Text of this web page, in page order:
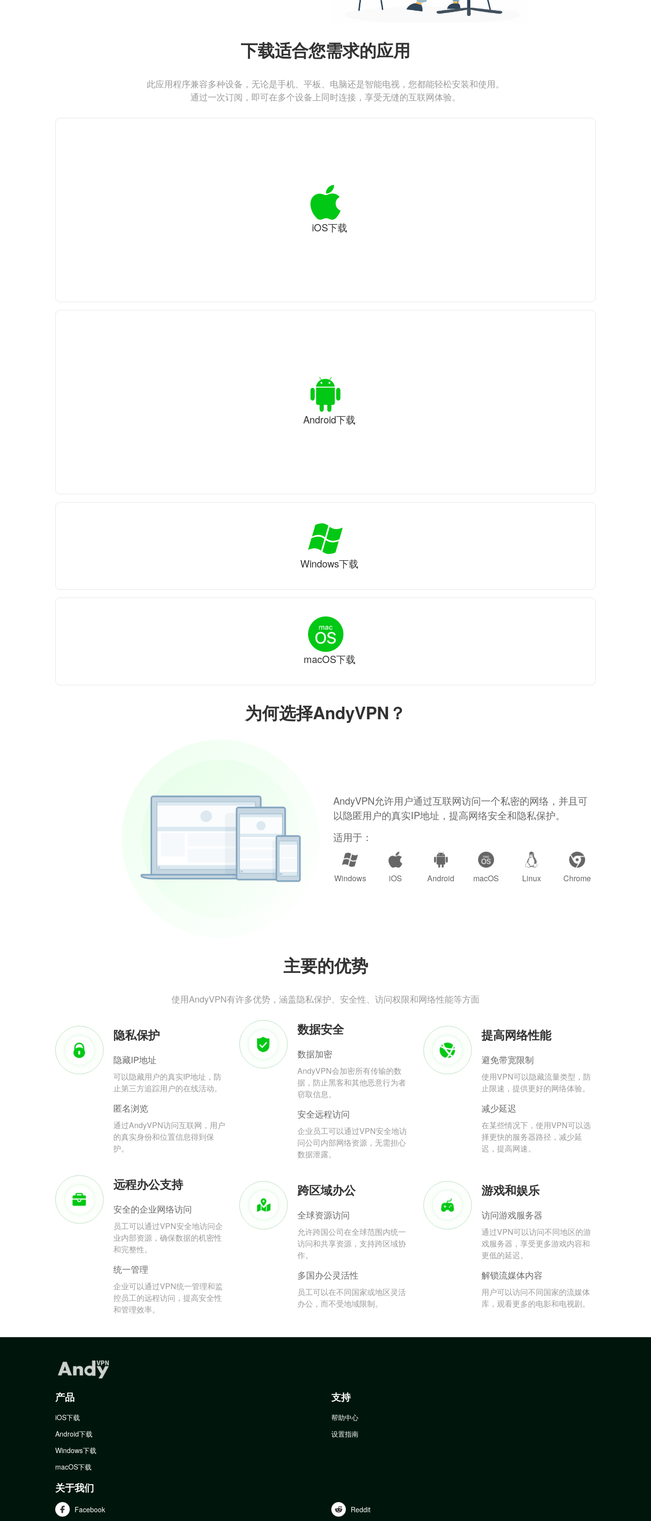
为何选择AndyVPN？
AndyVPN允许用户通过互联网访问一个私密的网络，并且可
以隐匿用户的真实IP地址，提高网络安全和隐私保护。
适用于：
Windows iOS Android macOS Linux Chrome
主要的优势
使用AndyVPN有许多优势，涵盖隐私保护、安全性、访问权限和网络性能等方面
隐私保护
隐藏IP地址
可以隐藏用户的真实IP地址，防
止第三方追踪用户的在线活动。
匿名浏览
通过AndyVPN访问互联网，用户
的真实身份和位置信息得到保
护。
数据安全
数据加密
AndyVPN会加密所有传输的数
据，防止黑客和其他恶意行为者
窃取信息。
安全远程访问
企业员工可以通过VPN安全地访
问公司内部网络资源，无需担心
数据泄露。
提高网络性能
避免带宽限制
使用VPN可以隐藏流量类型，防
止限速，提供更好的网络体验。
减少延迟
在某些情况下，使用VPN可以选
择更快的服务器路径，减少延
迟，提高网速。
远程办公支持
安全的企业网络访问
员工可以通过VPN安全地访问企
业内部资源，确保数据的机密性
和完整性。
统一管理
企业可以通过VPN统一管理和监
控员工的远程访问，提高安全性
和管理效率。
跨区域办公
全球资源访问
允许跨国公司在全球范围内统一
访问和共享资源，支持跨区域协
作。
多国办公灵活性
员工可以在不同国家或地区灵活
办公，而不受地域限制。
游戏和娱乐
访问游戏服务器
通过VPN可以访问不同地区的游
戏服务器，享受更多游戏内容和
更低的延迟。
解锁流媒体内容
用户可以访问不同国家的流媒体
库，观看更多的电影和电视剧。
下载适合您需求的应用
此应用程序兼容多种设备，无论是手机、平板、电脑还是智能电视，您都能轻松安装和使用。
通过一次订阅，即可在多个设备上同时连接，享受无缝的互联网体验。
iOS下载
Android下载
Windows下载
macOS下载
产品
iOS下载
Android下载
Windows下载
macOS下载
支持
帮助中心
设置指南
关于我们
Facebook Reddit